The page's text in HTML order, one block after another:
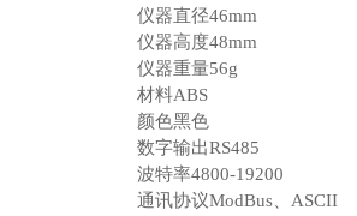
仪器直径46mm
仪器高度48mm
仪器重量56g
材料ABS
颜色黑色
数字输出RS485
波特率4800-19200
通讯协议ModBus、ASCII